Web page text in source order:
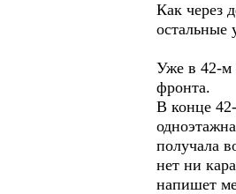
Как через
остальные
Уже в 42-м
фронта.
В конце
получала
нет ни
напишет